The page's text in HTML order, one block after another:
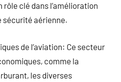
clé dans l’amélioration
sécurité aérienne.
de l’aviation: Ce secteur
comme la
les diverses